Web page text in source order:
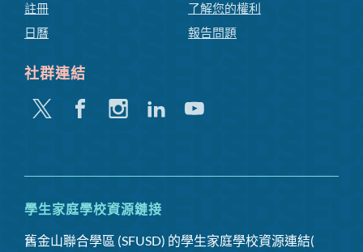
註冊
日曆
了解您的權利
報告問題
社群連結
嘰
FacebookInstagram
領
Youtube
學生家庭學校資源鏈接
舊金山聯合學區 (SFUSD) 的學生家庭學校資源連結(